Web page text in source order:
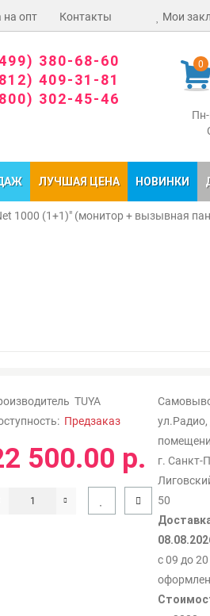
на опт Контакты Мои
0
380-68-60
409-31-81
302-45-46
ЛУЧШАЯ ЦЕНА НОВИНКИ
1000 (1+1)" (монитор + вызывная
TUYA
Предзаказ
ул.Радио,
г. Санкт-
50
с 09 до
500.00 р.